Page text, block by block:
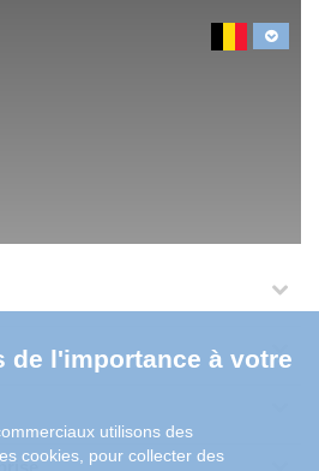
de l'importance à votre
utilisons des
cookies, pour collecter des